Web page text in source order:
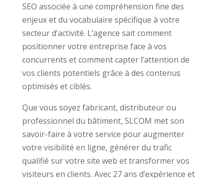
SEO associée à une compréhension fine des
enjeux et du vocabulaire spécifique à votre
secteur d’activité. L’agence sait comment
positionner votre entreprise face à vos
concurrents et comment capter l’attention de
vos clients potentiels grâce à des contenus
optimisés et ciblés.
Que vous soyez fabricant, distributeur ou
professionnel du bâtiment, SLCOM met son
savoir-faire à votre service pour augmenter
votre visibilité en ligne, générer du trafic
qualifié sur votre site web et transformer vos
visiteurs en clients. Avec 27 ans d’expérience et